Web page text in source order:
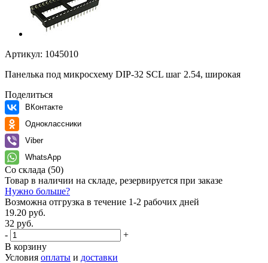
Артикул: 1045010
Панелька под микросхему DIP-32 SCL шаг 2.54, широкая
Поделиться
ВКонтакте
Одноклассники
Viber
WhatsApp
Со склада (50)
Товар в наличии на складе, резервируется при заказе
Нужно больше?
Возможна отгрузка в течение 1-2 рабочих дней
19.20 руб.
32 руб.
-
+
В корзину
Условия оплаты и доставки